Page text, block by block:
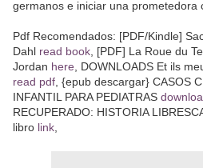
germanos e iniciar una prometedora
Pdf Recomendados: [PDF/Kindle]
Dahl read book, [PDF] La Roue du
Jordan here, DOWNLOADS Et ils
read pdf, {epub descargar} CASOS
INFANTIL PARA PEDIATRAS
RECUPERADO: HISTORIA
libro link,